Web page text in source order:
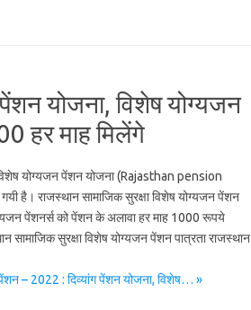
योजना, विशेष योग्यजन
हर माह मिलेंगे
योग्यजन पेंशन योजना (Rajasthan pension
है। राजस्थान सामाजिक सुरक्षा विशेष योग्यजन पेंशन
पेंशनर्स को पेंशन के अलावा हर माह 1000 रूपये
सामाजिक सुरक्षा विशेष योग्‍यजन पेंशन पात्रता राजस्‍थान
– 2022 : दिव्यांग पेंशन योजना, विशेष… »